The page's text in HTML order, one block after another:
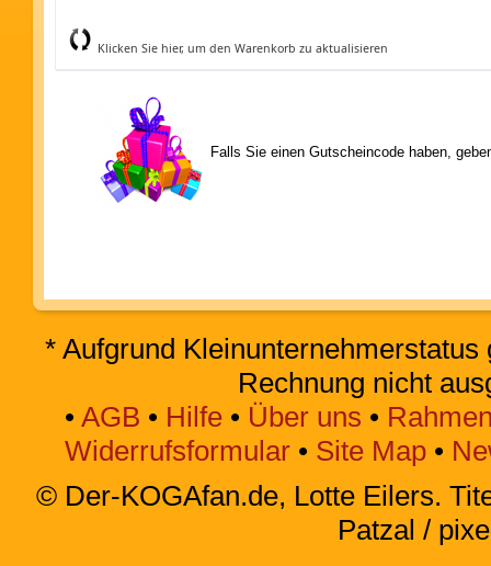
Klicken Sie hier, um den Warenkorb zu aktualisieren
Falls Sie einen Gutscheincode haben,
* Aufgrund
Rechnung nicht
• AGB • Hilfe• Über uns •
Widerrufsformular • Site Map •
© Der-KOGAfan.de, Lotte Eilers.
Patzal /